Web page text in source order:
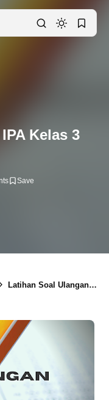
Kelas 3
Latihan Soal Ulangan IPA Kelas 3 SD